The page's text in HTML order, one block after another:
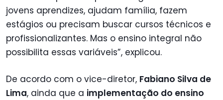
jovens aprendizes, ajudam família, fazem
estágios ou precisam buscar cursos técnicos e
profissionalizantes. Mas o ensino integral não
possibilita essas variáveis”, explicou.
De acordo com o vice-diretor, Fabiano Silva de
Lima, ainda que a implementação do ensino